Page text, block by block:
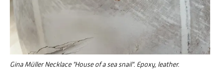
Gina Müller Necklace "House of a sea snail". Epoxy, leather.